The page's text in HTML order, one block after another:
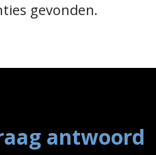
gevonden.
antwoord